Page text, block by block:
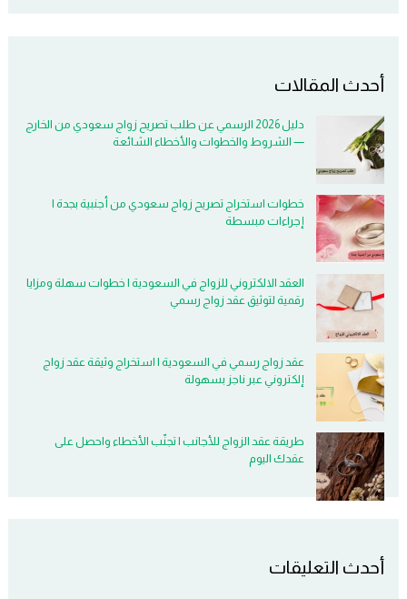
أحدث المقالات
دليل 2026 الرسمي عن طلب تصريح زواج سعودي من الخارج
— الشروط والخطوات والأخطاء الشائعة
خطوات استخراج تصريح زواج سعودي من أجنبية بجدة |
إجراءات مبسطة
العقد الالكتروني للزواج في السعودية | خطوات سهلة ومزايا
رقمية لتوثيق عقد زواج رسمي
عقد زواج رسمي في السعودية | استخراج وثيقة عقد زواج
إلكتروني عبر ناجز بسهولة
طريقة عقد الزواج للأجانب | تجنّب الأخطاء واحصل على
عقدك اليوم
أحدث التعليقات